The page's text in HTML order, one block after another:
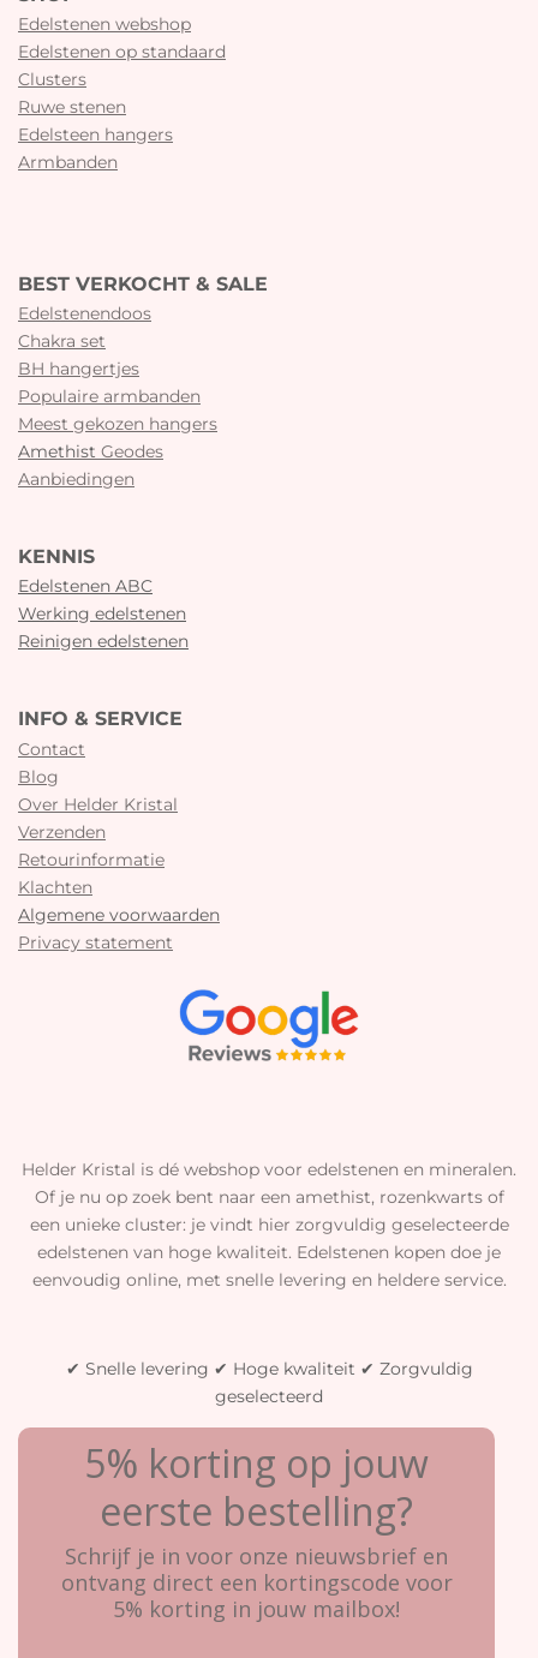
Edelstenen webshop
Edelstenen op standaard
Clusters
Ruwe stenen
Edelsteen hangers
Armbanden
BEST VERKOCHT & SALE
Edelstenendoos
Chakra set
BH hangertjes
Populaire armbanden
Meest gekozen hangers
Amethist Geodes
Aanbiedingen
KENNIS
Edelstenen ABC
Werking edelstenen
Reinigen edelstenen
INFO & SERVICE
Contact
Blog
Over Helder Kristal
Verzenden
Retourinformatie
Klachten
Algemene voorwaarden
Privacy statement
Helder Kristal is dé webshop voor edelstenen en mineralen.
Of je nu op zoek bent naar een amethist, rozenkwarts of
een unieke cluster: je vindt hier zorgvuldig geselecteerde
edelstenen van hoge kwaliteit. Edelstenen kopen doe je
eenvoudig online, met snelle levering en heldere service.
✔ Snelle levering ✔ Hoge kwaliteit ✔ Zorgvuldig
geselecteerd
5% korting op jouw
eerste bestelling?
Schrijf je in voor onze nieuwsbrief en
ontvang direct een kortingscode voor
5% korting in jouw mailbox!